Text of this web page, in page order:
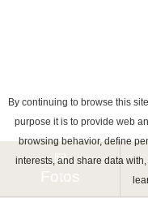
Fotos
By continuing to browse this
purpose it is to provide web
browsing behavior, define
interests, and share data